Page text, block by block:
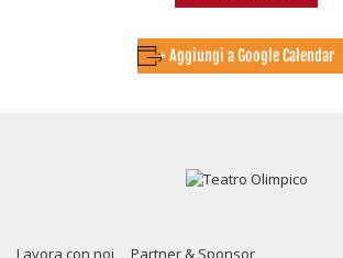
+ Aggiungi a Google Calendar
Lavora con noi Partner & Sponsor